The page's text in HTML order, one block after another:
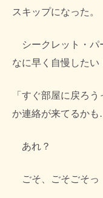
スキップになった。
シークレット・パ
なに早く自慢したい
「すぐ部屋に戻ろ
か連絡が来てるか
あれ？
ごそ、ごそごそっ